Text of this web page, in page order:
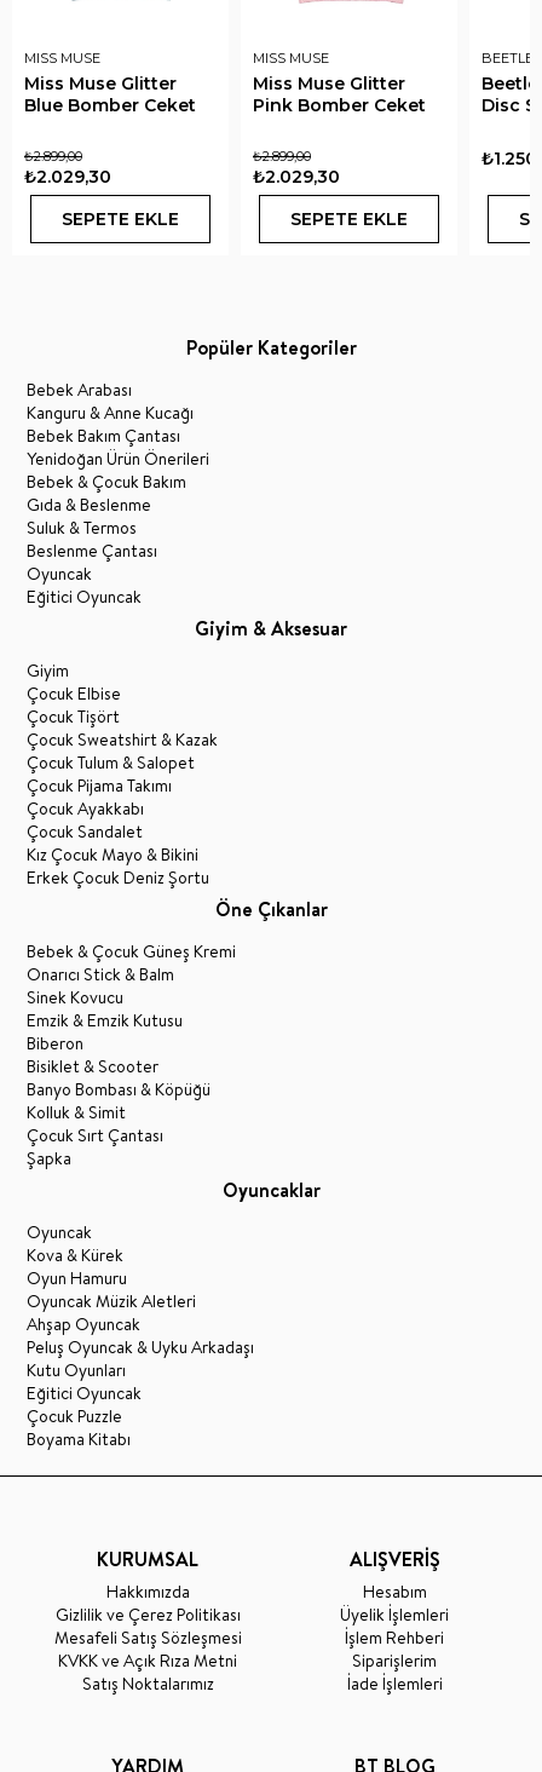
MISS MUSE
Miss Muse Glitter
Blue Bomber Ceket
₺2.029,30
₺2.899,00
SEPETE EKLE
MISS MUSE
Miss Muse Glitter
Pink Bomber Ceket
₺2.029,30
₺2.899,00
SEPETE EKLE
BEETLE
Disc
Popüler Kategoriler
Bebek Arabası
Kanguru & Anne Kucağı
Bebek Bakım Çantası
Yenidoğan Ürün Önerileri
Bebek & Çocuk Bakım
Gıda & Beslenme
Suluk & Termos
Beslenme Çantası
Oyuncak
Eğitici Oyuncak
Giyim & Aksesuar
Giyim
Çocuk Elbise
Çocuk Tişört
Çocuk Sweatshirt & Kazak
Çocuk Tulum & Salopet
Çocuk Pijama Takımı
Çocuk Ayakkabı
Çocuk Sandalet
Kız Çocuk Mayo & Bikini
Erkek Çocuk Deniz Şortu
Öne Çıkanlar
Bebek & Çocuk Güneş Kremi
Onarıcı Stick & Balm
Sinek Kovucu
Emzik & Emzik Kutusu
Biberon
Bisiklet & Scooter
Banyo Bombası & Köpüğü
Kolluk & Simit
Çocuk Sırt Çantası
Şapka
Oyuncaklar
Oyuncak
Kova & Kürek
Oyun Hamuru
Oyuncak Müzik Aletleri
Ahşap Oyuncak
Peluş Oyuncak & Uyku Arkadaşı
Kutu Oyunları
Eğitici Oyuncak
Çocuk Puzzle
Boyama Kitabı
KURUMSAL
Hakkımızda
Gizlilik ve Çerez Politikası
Mesafeli Satış Sözleşmesi
KVKK ve Açık Rıza Metni
Satış Noktalarımız
ALIŞVERİŞ
Hesabım
Üyelik İşlemleri
İşlem Rehberi
Siparişlerim
İade İşlemleri
YARDIM BT BLOG